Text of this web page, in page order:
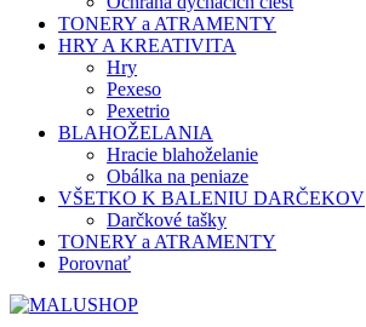
TONERY a ATRAMENTY
HRY A KREATIVITA
Hry
Pexeso
Pexetrio
BLAHOŽELANIA
Hracie blahoželanie
Obálka na peniaze
VŠETKO K BALENIU DARČEKOV
Darčkové tašky
TONERY a ATRAMENTY
Porovnať